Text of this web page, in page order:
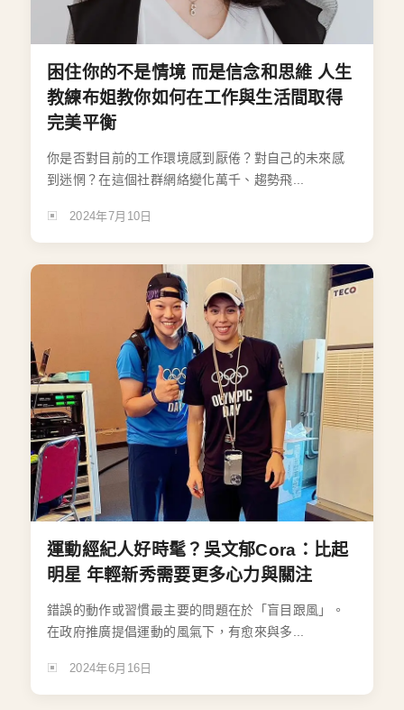
困住你的不是情境 而是信念和思維 人生
教練布姐教你如何在工作與生活間取得
完美平衡
你是否對目前的工作環境感到厭倦？對自己的未來感
到迷惘？在這個社群網絡變化萬千、趨勢飛...
2024年7月10日
運動經紀人好時髦？吳文郁Cora：比起
明星 年輕新秀需要更多心力與關注
錯誤的動作或習慣最主要的問題在於「盲目跟風」。
在政府推廣提倡運動的風氣下，有愈來與多...
2024年6月16日